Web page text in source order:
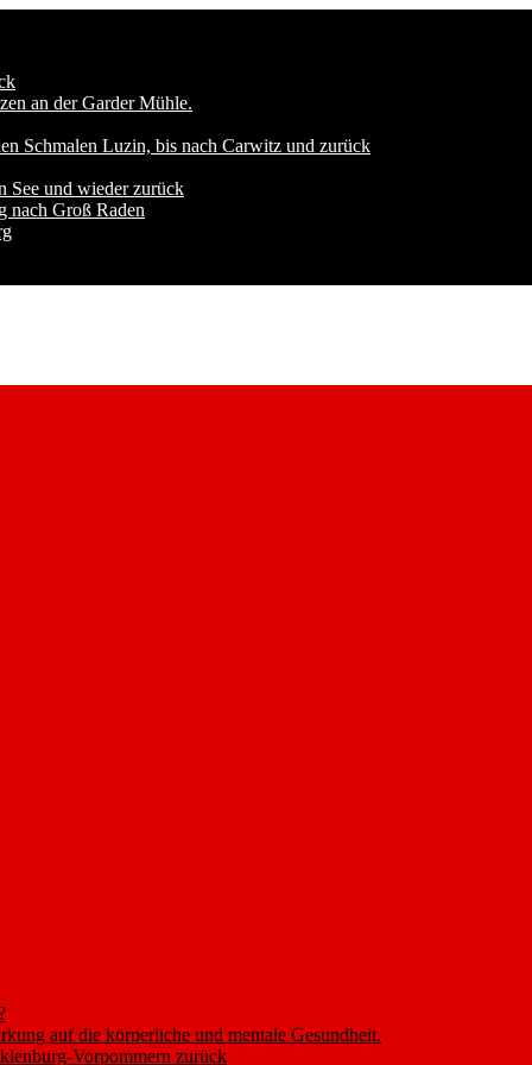
an der Garder Mühle.
Schmalen Luzin, bis nach Carwitz und zurück
See und wieder zurück
nach Groß Raden
auf die körperliche und mentale Gesundheit.
Vorpommern zurück